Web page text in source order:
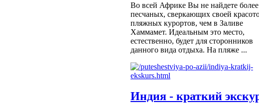
Во всей Африке Вы не найдете более
песчаных, сверкающих своей
пляжных курортов, чем в Заливе
Хаммамет. Идеальным это место,
естественно, будет для сторонников
данного вида отдыха. На пляже ...
Индия - краткий